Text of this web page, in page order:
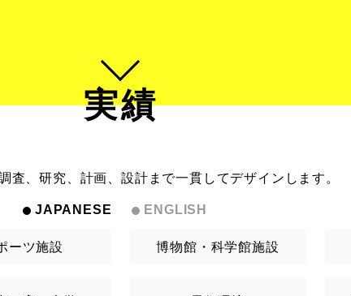
実績
査、研究、計画、設計まで一貫してデザインします。
JAPANESE ENGLISH
ーツ施設 博物館・科学館施設